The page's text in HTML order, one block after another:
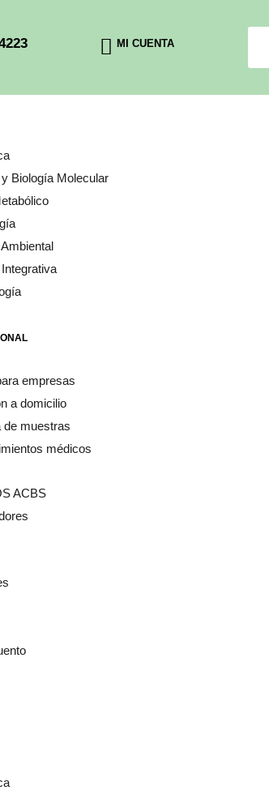
MI CUENTA
Biología Molecular
empresas
a domicilio
de muestras
médicos
ACBS